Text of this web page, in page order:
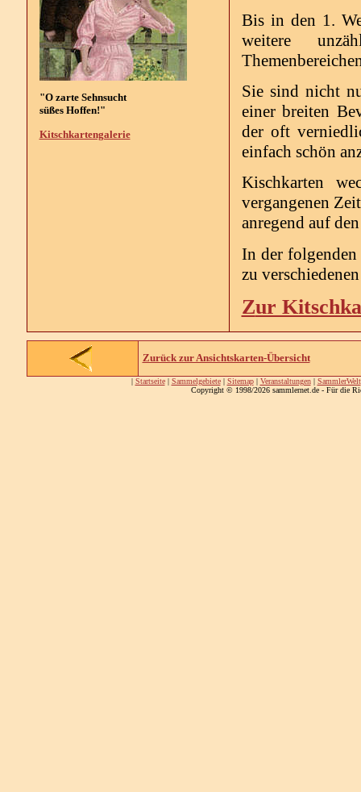
"O zarte Sehnsucht
süßes Hoffen!"
Kitschkartengalerie
Bis in den 1.
weitere
Sie sind nicht
einer breiten
der oft
einfach schön
Kischkarten
vergangenen
anregend auf
In der
zu
Zur
Zurück zur Ansichtskarten-Übersicht
| Startseite| Sammelgebiete| Sitemap| Veranstaltungen| SammlerWelt
Copyright © 1998/2026 sammlernet.de - Für die